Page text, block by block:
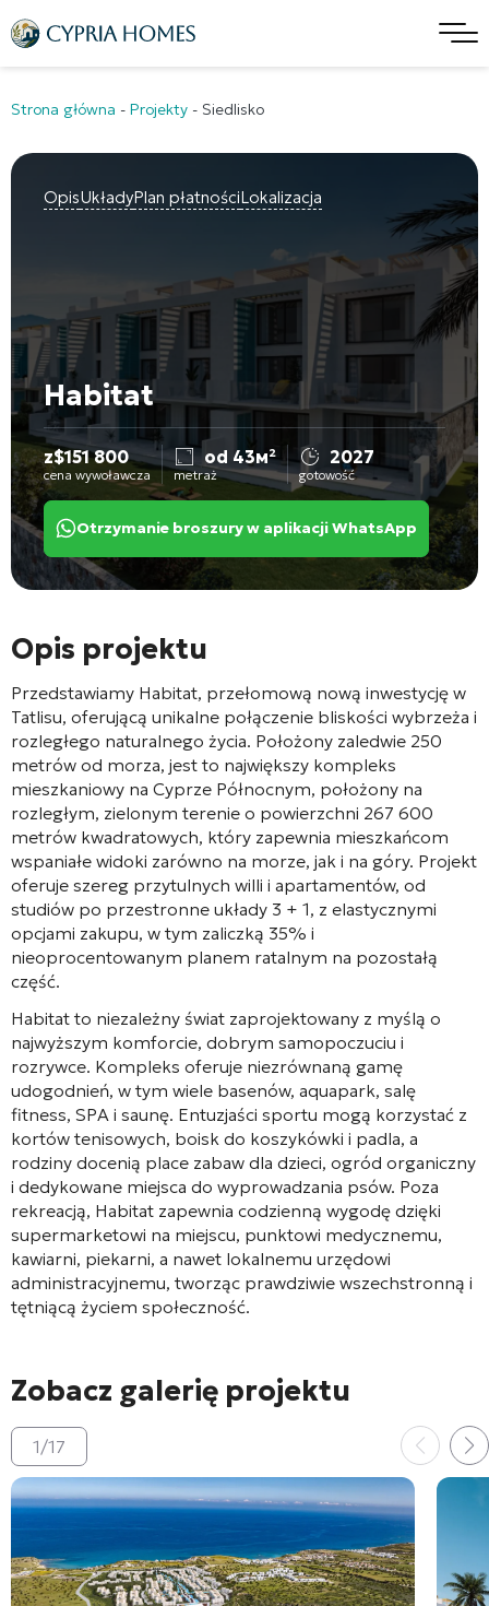
Strona główna - Projekty - Siedlisko
OpisUkładyPlan płatnościLokalizacja
Habitat
z$151 800
cena wywoławcza
od 43м²
metraż
2027
gotowość
Otrzymanie broszury w aplikacji WhatsApp
Opis projektu
Przedstawiamy Habitat, przełomową nową inwestycję w
Tatlisu, oferującą unikalne połączenie bliskości wybrzeża i
rozległego naturalnego życia. Położony zaledwie 250
metrów od morza, jest to największy kompleks
mieszkaniowy na Cyprze Północnym, położony na
rozległym, zielonym terenie o powierzchni 267 600
metrów kwadratowych, który zapewnia mieszkańcom
wspaniałe widoki zarówno na morze, jak i na góry. Projekt
oferuje szereg przytulnych willi i apartamentów, od
studiów po przestronne układy 3 + 1, z elastycznymi
opcjami zakupu, w tym zaliczką 35% i
nieoprocentowanym planem ratalnym na pozostałą
część.
Habitat to niezależny świat zaprojektowany z myślą o
najwyższym komforcie, dobrym samopoczuciu i
rozrywce. Kompleks oferuje niezrównaną gamę
udogodnień, w tym wiele basenów, aquapark, salę
fitness, SPA i saunę. Entuzjaści sportu mogą korzystać z
kortów tenisowych, boisk do koszykówki i padla, a
rodziny docenią place zabaw dla dzieci, ogród organiczny
i dedykowane miejsca do wyprowadzania psów. Poza
rekreacją, Habitat zapewnia codzienną wygodę dzięki
supermarketowi na miejscu, punktowi medycznemu,
kawiarni, piekarni, a nawet lokalnemu urzędowi
administracyjnemu, tworząc prawdziwie wszechstronną i
tętniącą życiem społeczność.
Zobacz galerię projektu
1/17